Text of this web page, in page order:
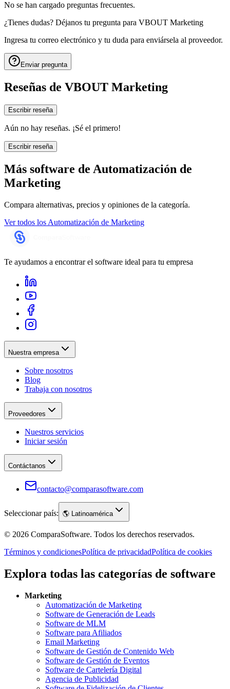
No se han cargado preguntas frecuentes.
¿Tienes dudas? Déjanos tu pregunta para VBOUT Marketing
Ingresa tu correo electrónico y tu duda para enviársela al proveedor.
Enviar pregunta
Reseñas de VBOUT Marketing
Escribir reseña
Aún no hay reseñas. ¡Sé el primero!
Escribir reseña
Más software de Automatización de
Marketing
Compara alternativas, precios y opiniones de la categoría.
Ver todos los Automatización de Marketing
Te ayudamos a encontrar el software ideal para tu empresa
Nuestra empresa
Sobre nosotros
Blog
Trabaja con nosotros
Proveedores
Nuestros servicios
Iniciar sesión
Contáctanos
contacto@comparasoftware.com
Seleccionar país: 🌎 Latinoamérica
© 2026 ComparaSoftware. Todos los derechos reservados.
Términos y condicionesPolítica de privacidadPolítica de cookies
Explora todas las categorías de software
Marketing
Automatización de Marketing
Software de Generación de Leads
Software de MLM
Software para Afiliados
Email Marketing
Software de Gestión de Contenido Web
Software de Gestión de Eventos
Software de Cartelería Digital
Agencia de Publicidad